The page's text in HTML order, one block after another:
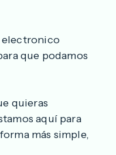
electronico
que podamos
quieras
aquí para
más simple,